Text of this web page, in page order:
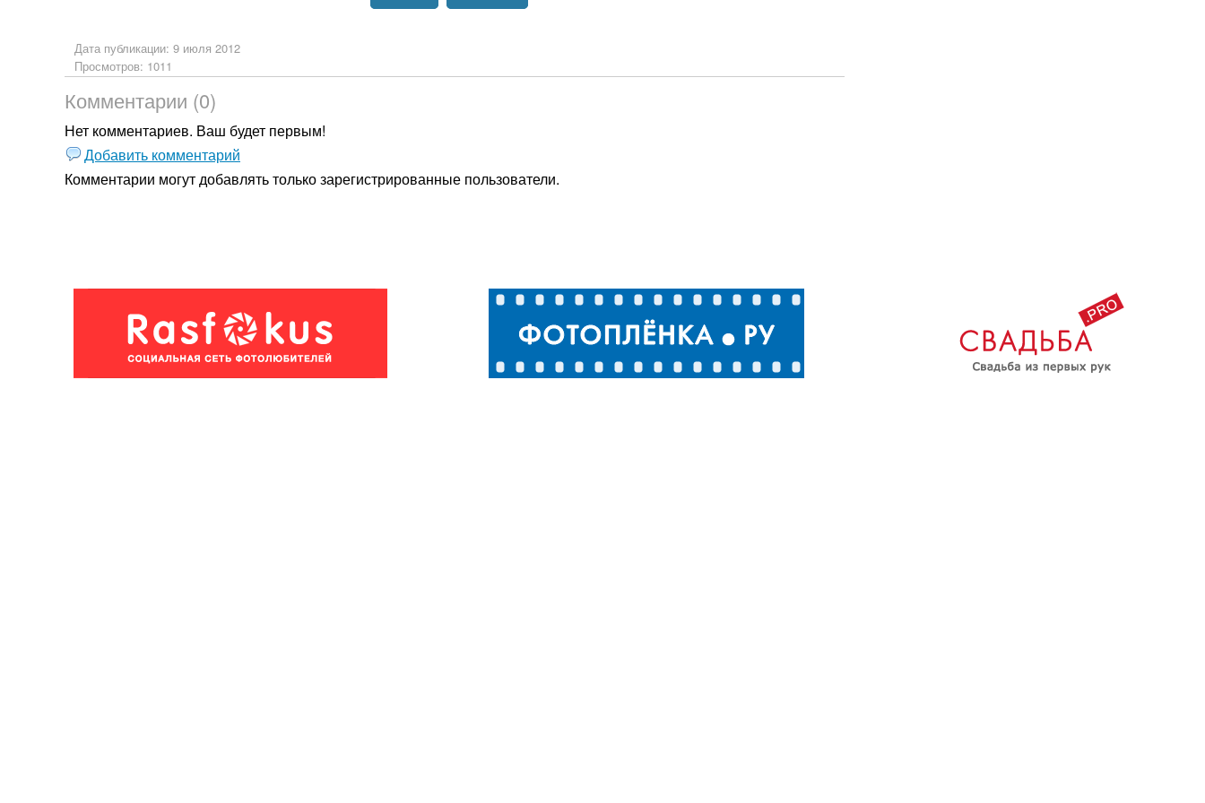
Дата публикации: 9 июля 2012
Просмотров: 1011
Комментарии (0)
Нет комментариев. Ваш будет первым!
Добавить комментарий
Комментарии могут добавлять толькозарегистрированные пользователи.